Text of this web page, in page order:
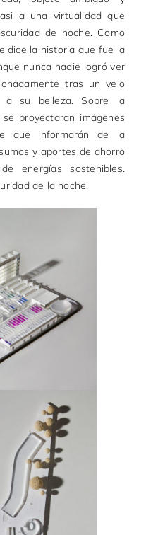
a una virtualidad que
de noche. Como
dice la historia que fue la
nunca nadie logró ver
tras un velo
a su belleza. Sobre la
proyectaran imágenes
que informarán de la
y aportes de ahorro
energías sostenibles.
de la noche.